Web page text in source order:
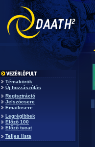
Témakörök
Új hozzászólás
Regisztráció
Jelszócsere
Emailcsere
Legrégibbek
Előző 100
Előző tucat
Teljes lista